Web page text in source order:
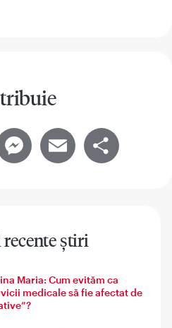
recente știri
Maria: Cum evităm ca
medicale să fie afectat de